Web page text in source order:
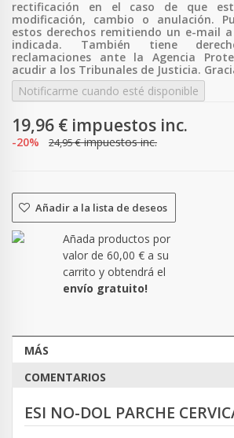
rectificación en el caso de que
modificación, cambio o anulación.
estos derechos remitiendo un e-mail
indicada. También tiene
reclamaciones ante la Agencia
acudir a los Tribunales de Justicia.
Notificarme cuando esté disponible
19,96 € impuestos inc.
-20% 24,95 €impuestos inc.
Añadir a la lista de deseos
Añada productos por
valor de 60,00 € a su
carrito y obtendrá el
envío gratuito!
MÁS
COMENTARIOS
ESI NO-DOL PARCHE